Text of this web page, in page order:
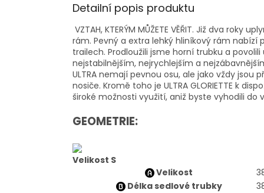
Detailní popis produktu
VZTAH, KTERÝM MŮŽETE VĚŘIT. Již dva roky
rám. Pevný a extra lehký hliníkový rám
trailech. Prodloužili jsme horní trubku a
nejstabilnějším, nejrychlejším a
ULTRA nemají pevnou osu, ale jako vždy
nosiče. Kromě toho je ULTRA GLORIETTE k
široké možnosti využití, aniž byste vyhodili do
GEOMETRIE:
Velikost S
Velikost
Délka sedlové trubky